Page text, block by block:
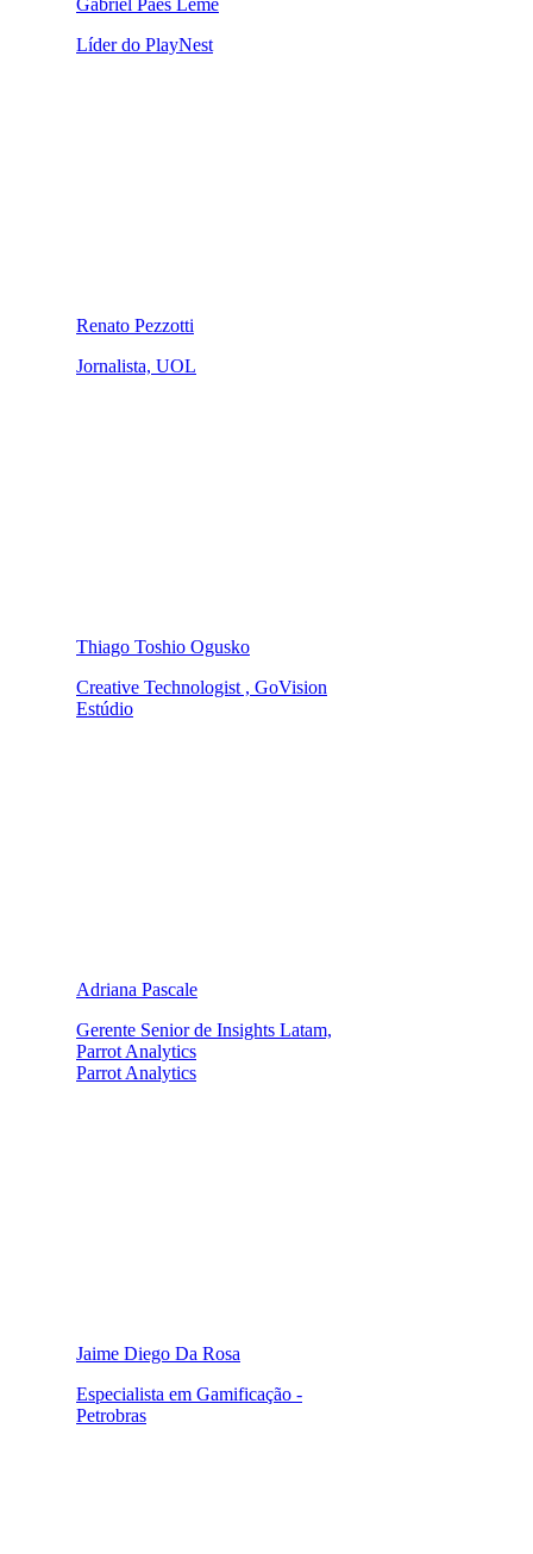
Líder do PlayNest
Renato Pezzotti
Jornalista, UOL
Thiago Toshio Ogusko
Creative Technologist , GoVision
Estúdio
Adriana Pascale
Gerente Senior de Insights Latam,
Parrot Analytics
Parrot Analytics
Jaime Diego Da Rosa
Especialista em Gamificação -
Petrobras